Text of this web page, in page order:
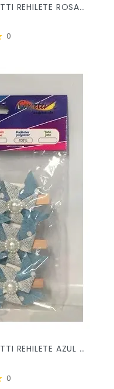
KIT ADORNO BURLAP CONFETTI REHILETE ROSA GY-688 C/6PZ
0
KIT ADORNO BURLAP CONFETTI REHILETE AZUL GY-1012 C/6PZ
0